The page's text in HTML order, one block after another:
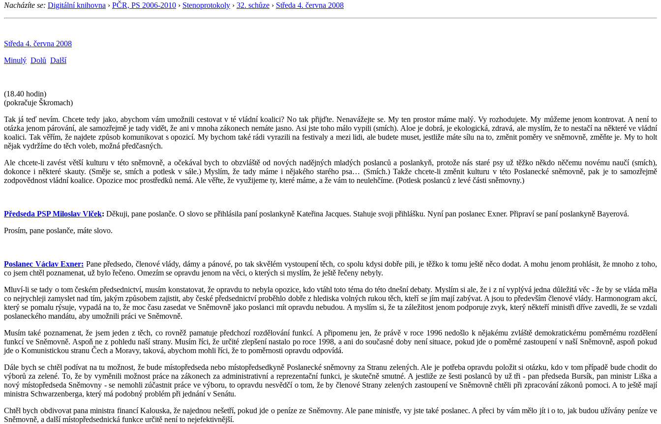
Nacházíte se: Digitální knihovna › PČR, PS 2006-2010 › Stenoprotokoly › 32. schůze › Středa 4. června 2008
Středa 4. června 2008
Minulý Dolů Další
(18.40 hodin)
(pokračuje Škromach)
Tak já teď nevím. Chcete tedy jako, abychom vám umožnili cestovat v té vládní koalici? No tak přijďte. Nenavážejte se. My ten prostor máme malý. Vy rozhodujete. My můžeme jenom kontrovat. A není to
otázka jenom párování, ale samozřejmě je tady vidět, že ani v mnoha zákonech nemáte jasno. Asi jste toho málo vypili (smích). Aloe je dobrá, je ekologická, zdravá, ale myslím, že to nestačí na některé ve vládní
koalici. Tak věřím, že najdete způsob komunikovat s opozicí. My bychom také rádi vyrazili na festivaly a mezi lidi, ale budete muset, jestliže máte sílu na to, změnit poměry ve sněmovně, změňte je. My to holt
nějak vydržíme do těch voleb, možná předčasných.
Ale chcete-li zavést větší kulturu v této sněmovně, a očekával bych to obzvláště od nových nadějných mladých poslanců a poslankyň, protože nás staré psy už těžko někdo něčemu novému naučí (smích),
dokonce i některé skauty. (Směje se, smích a potlesk v sále.) Myslím, že tady máme i nějakého starého psa… (Smích.) Takže chcete-li změnit kulturu v této Poslanecké sněmovně, pak je to samozřejmě
zodpovědnost vládní koalice. Opozice moc prostředků nemá. Ale věřte, že využijeme ty, které máme, a že vám to neulehčíme. (Potlesk poslanců z levé části sněmovny.)
Předseda PSP Miloslav Vlček: Děkuji, pane poslanče. O slovo se přihlásila paní poslankyně Kateřina Jacques. Stahuje svoji přihlášku. Nyní pan poslanec Exner. Připraví se paní poslankyně Bayerová.
Prosím, pane poslanče, máte slovo.
Poslanec Václav Exner: Pane předsedo, členové vlády, dámy a pánové, po tak skvělém vystoupení těch, co spolu kdysi dobře pili, je těžko k tomu ještě něco dodat. A mohu jenom prohlásit, že mnoho z toho,
co jsem chtěl poznamenat, už bylo řečeno. Omezím se opravdu jenom na věci, o kterých si myslím, že ještě řečeny nebyly.
Mluví-li se tady o tom českém předsednictví, musím konstatovat, že opravdu to nebyla opozice, kdo vtáhl toto téma do této dnešní debaty. Myslím si ale, že i z ní vyplývá jedna důležitá věc - že by se vláda měla
co nejrychleji zamyslet nad tím, jakým způsobem zajistit, aby české předsednictví proběhlo dobře z hlediska volných rukou těch, kteří se jím mají zabývat. A jsou to především členové vlády. Harmonogram akcí,
který se pomalu rýsuje, vypadá na to, že moc času zasedat ve Sněmovně jako poslanci mít opravdu nebudou. A myslím si, že ta záležitost jenom podporuje zvyk, který někteří ministři dříve zavedli, že se vzdali
poslaneckého mandátu, aby umožnili práci ve Sněmovně.
Musím také poznamenat, že jsem jeden z těch, co rovněž pamatuje předchozí rozdělování funkcí. A připomenu jen, že právě v roce 1996 nedošlo k nějakému zvláště demokratickému poměrnému rozdělení
funkcí ve Sněmovně. Aspoň ne z pohledu naší strany. Musím říci, že určité zlepšení nastalo po roce 1998, a ani do současné doby není situace, pokud jde o poměrné zastoupení v naší Sněmovně, aspoň pokud
jde o Komunistickou stranu Čech a Moravy, taková, abychom mohli říci, že to poměrnosti opravdu odpovídá.
Dále bych se chtěl podívat na tu možnost, že bude místopředseda nebo místopředsedkyně Poslanecké sněmovny za Stranu zelených. Ale je potřeba opravdu položit si otázku, kdo v tom případě bude chodit do
výborů za zelené. To, že by vyměnili možnost práce na zákonech za administrativní a reprezentační funkci, je skutečně smutné. A jestliže ze šesti poslanců by už tři - pan předseda Bursík, pan ministr Liška a
nový místopředseda Sněmovny - se nemohli zúčastnit práce ve výboru, to opravdu nesvědčí o tom, že by členové Strany zelených zastoupení ve Sněmovně chtěli při zpracování zákonů pomoci. A to ještě mají
ministra Schwarzenberga, který má podobný problém při jednání v Senátu.
Chtěl bych obdivovat pana ministra financí Kalouska, že najednou nešetří, pokud jde o peníze ze Sněmovny. Ale pane ministře, vy jste také poslanec. A přeci by vám mělo jít i o to, jak budou užívány peníze ve
Sněmovně, a další místopředsednická funkce určitě není to nejefektivnější.